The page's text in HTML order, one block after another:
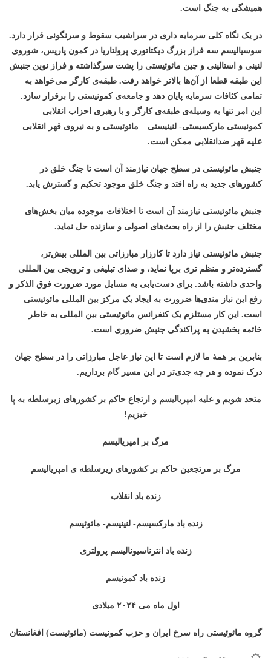
همیشگی به جنگ است.
در یک نگاه کلی سرمایه داری در سراشیب سقوط و سرنگونی قرار دارد.
سوسیالیسم سه فراز بزرگ دیکتاتوری پرولتاریا در کمون پاریس، شوروی
لنینی و استالینی و چین مائوئیستی را پشت سرگذاشته و فراز نوین جنبش
این طبقه قطعا از آن‌ها بالاتر خواهد رفت. طبقه‌ی کارگر می‌خواهد به
تمامی کثافات سرمایه پایان دهد و جامعه‌ی کمونیستی را برقرار سازد.
این امر تنها به وسیله‌ی طبقه‌ی کارگر و با رهبری احزاب انقلابی
کمونیستی مارکسیستی- لنینیستی – مائوئیستی و به نیروی قهر انقلابی
علیه قهر ضدانقلابی ممکن است.
جنبش مائوئیستی در سطح جهان نیازمند آن است تا جنگ خلق در
کشورهای جدید به راه افتد و جنگ خلق موجود تحکیم و گسترش یابد.
جنبش مائوئیستی نیازمند آن است تا اختلافات موجوده میان بخش‌های
مختلف جنبش را از راه بحث‌های اصولی و سازنده حل نماید.
جنبش مائوئیستی نیاز دارد تا کارزار مبارزاتی بین المللی بیش‌تر،
گسترده‌تر و منظم تری برپا نماید، و صدای تبلیغی و ترویجی بین المللی
واحدی داشته باشد. برای دست‌یابی به مسایل مورد ضرورت فوق الذکر و
رفع این نیاز مندی‌ها ضرورت به ایجاد یک مرکز بین المللی مائوئیستی
است. این کار مستلزم یک کنفرانس مائوئیستی بین المللی به خاطر
خاتمه بخشیدن به پراکندگی جنبش ضروری است.
بنابرین بر همۀ ما لازم است تا این نیاز عاجل مبارزاتی را در سطح جهان
درک نموده و هر چه جدی‌تر در این مسیر گام برداریم.
متحد شویم و علیه امپریالیسم و ارتجاع حاکم بر کشورهای زیرسلطه به پا
خیزیم!
مرگ بر امپریالیسم
مرگ بر مرتجعین حاکم بر کشورهای زیرسلطه ی امپریالیسم
زنده باد انقلاب
زنده باد مارکسیسم- لنینیسم- مائوئیسم
زنده باد انترناسیونالیسم پرولتری
زنده باد کمونیسم
اول ماه می ۲۰۲۴ میلادی
گروه مائوئیستی راه سرخ ایران و حزب کمونیست (مائوئیست) افغانستان